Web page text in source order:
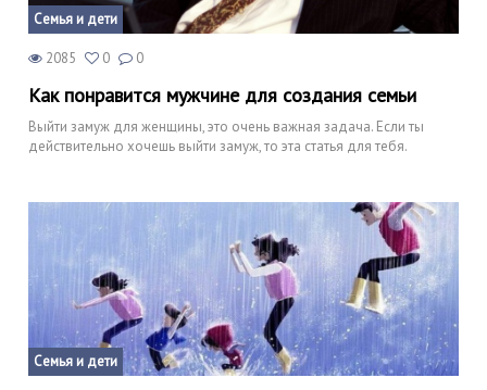
Семья и дети
2085 0 0
Как понравится мужчине для создания семьи
Выйти замуж для женщины, это очень важная задача. Если ты
действительно хочешь выйти замуж, то эта статья для тебя.
Семья и дети